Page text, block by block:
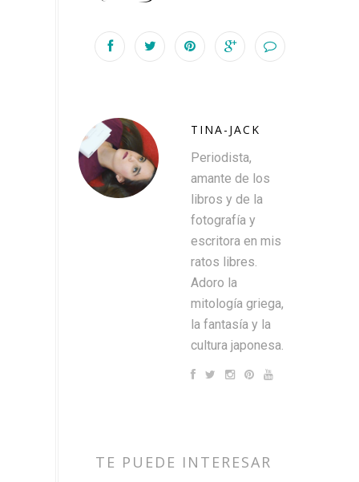
TINA-JACK
Periodista,
amante de los
libros y de la
fotografía y
escritora en mis
ratos libres.
Adoro la
mitología griega,
la fantasía y la
cultura japonesa.
TE PUEDE INTERESAR